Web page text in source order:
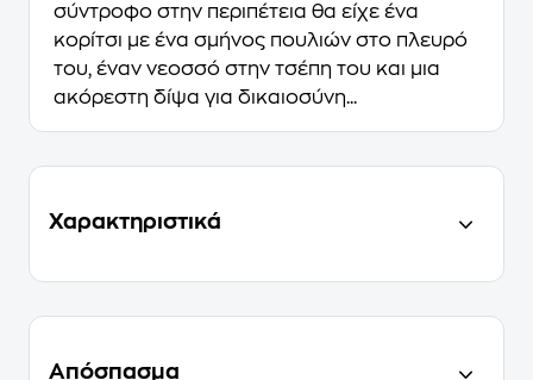
σύντροφο στην περιπέτεια θα είχε ένα
κορίτσι με ένα σμήνος πουλιών στο πλευρό
του, έναν νεοσσό στην τσέπη του και μια
ακόρεστη δίψα για δικαιοσύνη...
Χαρακτηριστικά
Απόσπασμα